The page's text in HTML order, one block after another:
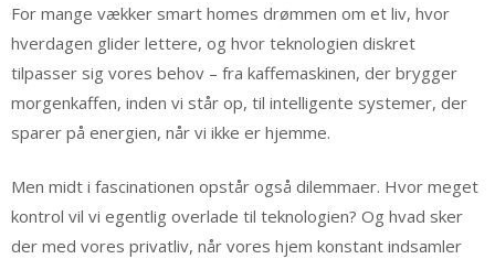
For mange vækker smart homes drømmen om et liv, hvor
hverdagen glider lettere, og hvor teknologien diskret
tilpasser sig vores behov – fra kaffemaskinen, der brygger
morgenkaffen, inden vi står op, til intelligente systemer, der
sparer på energien, når vi ikke er hjemme.
Men midt i fascinationen opstår også dilemmaer. Hvor meget
kontrol vil vi egentlig overlade til teknologien? Og hvad sker
der med vores privatliv, når vores hjem konstant indsamler